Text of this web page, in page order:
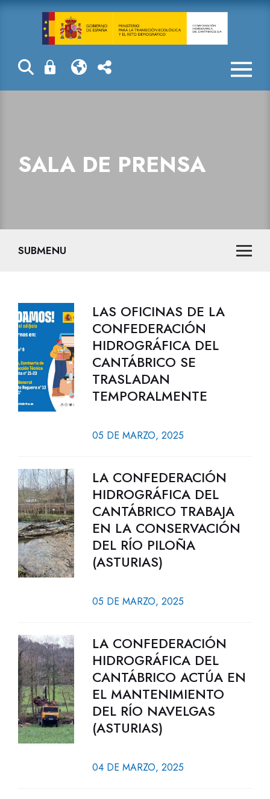
Sala de prensa
SALA DE PRENSA
SUBMENU
LAS OFICINAS DE LA
CONFEDERACIÓN
HIDROGRÁFICA DEL
CANTÁBRICO SE
TRASLADAN
TEMPORALMENTE
05 DE MARZO, 2025
LA CONFEDERACIÓN
HIDROGRÁFICA DEL
CANTÁBRICO TRABAJA
EN LA CONSERVACIÓN
DEL RÍO PILOÑA
(ASTURIAS)
05 DE MARZO, 2025
LA CONFEDERACIÓN
HIDROGRÁFICA DEL
CANTÁBRICO ACTÚA EN
EL MANTENIMIENTO
DEL RÍO NAVELGAS
(ASTURIAS)
04 DE MARZO, 2025